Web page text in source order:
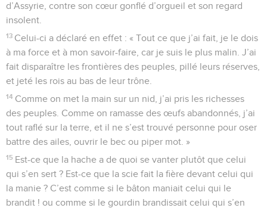
d’Assyrie, contre son cœur gonflé d’orgueil et son regard
insolent.
13 Celui-ci a déclaré en effet : « Tout ce que j’ai fait, je le dois
à ma force et à mon savoir-faire, car je suis le plus malin. J’ai
fait disparaître les frontières des peuples, pillé leurs réserves,
et jeté les rois au bas de leur trône.
14 Comme on met la main sur un nid, j’ai pris les richesses
des peuples. Comme on ramasse des œufs abandonnés, j’ai
tout raflé sur la terre, et il ne s’est trouvé personne pour oser
battre des ailes, ouvrir le bec ou piper mot. »
15 Est-ce que la hache a de quoi se vanter plutôt que celui
qui s’en sert ? Est-ce que la scie fait la fière devant celui qui
la manie ? C’est comme si le bâton maniait celui qui le
brandit ! ou comme si le gourdin brandissait celui qui s’en